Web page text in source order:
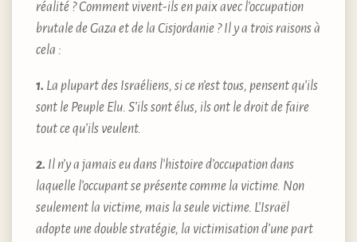
réalité ? Comment vivent-ils en paix avec l’occupation
brutale de Gaza et de la Cisjordanie ? Il y a trois raisons à
cela :
1. La plupart des Israéliens, si ce n’est tous, pensent qu’ils
sont le Peuple Elu. S’ils sont élus, ils ont le droit de faire
tout ce qu’ils veulent.
2. Il n’y a jamais eu dans l’histoire d’occupation dans
laquelle l’occupant se présente comme la victime. Non
seulement la victime, mais la seule victime. L’Israël
adopte une double stratégie, la victimisation d’une part